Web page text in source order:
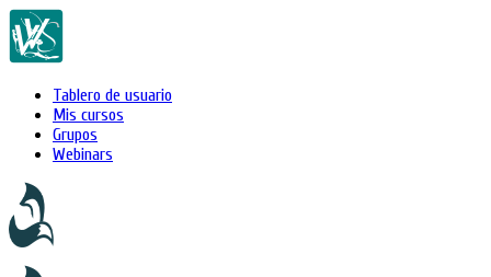
Tablero de usuario
Mis cursos
Grupos
Webinars